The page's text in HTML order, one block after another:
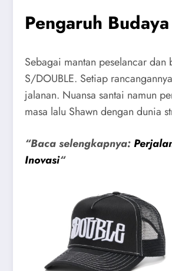
Pengaruh
Sebagai mantan peselancar
S/DOUBLE. Setiap
jalanan. Nuansa santai namun
masa lalu Shawn dengan dunia
“Baca selengkapnya:
Inovasi“